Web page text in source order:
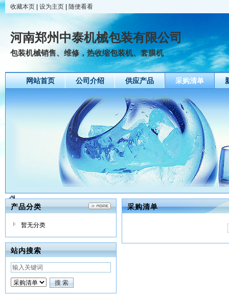
收藏本页 设为主页 随便看看
河南郑州中泰机械包装有限公司
包装机械销售、维修，热收缩包装机、套膜机
网站首页 公司介绍 供应产品 采购清单
产品分类
暂无分类
站内搜索
采购清单